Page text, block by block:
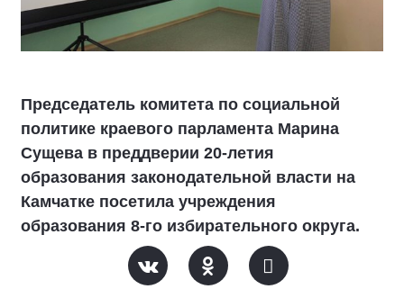
Председатель комитета по социальной
политике краевого парламента Марина
Сущева в преддверии 20-летия
образования законодательной власти на
Камчатке посетила учреждения
образования 8-го избирательного округа.